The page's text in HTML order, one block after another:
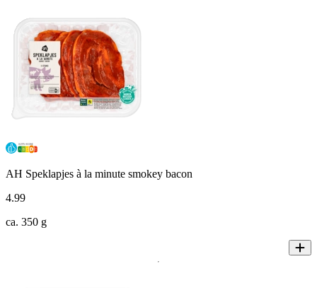
AH Speklapjes à la minute smokey bacon
4.99
ca. 350 g